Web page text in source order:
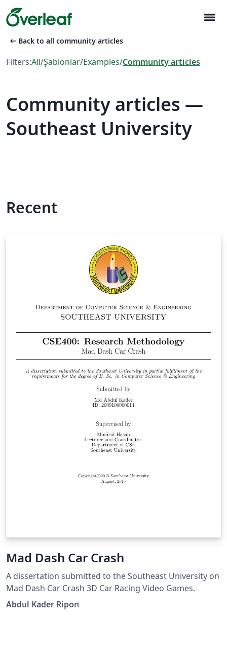
menu
arrow_left_alt Back to all community articles
Filters:All/Şablonlar/Examples/Community articles
Community articles —
Southeast University
Recent
Mad Dash Car Crash
A dissertation submitted to the Southeast University on
Mad Dash Car Crash 3D Car Racing Video Games.
Abdul Kader Ripon